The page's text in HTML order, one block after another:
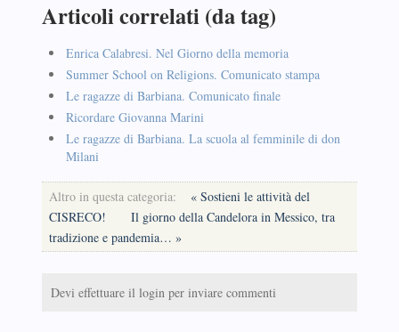
Articoli correlati (da tag)
Enrica Calabresi. Nel Giorno della memoria
Summer School on Religions. Comunicato stampa
Le ragazze di Barbiana. Comunicato finale
Ricordare Giovanna Marini
Le ragazze di Barbiana. La scuola al femminile di don
Milani
Altro in questa categoria:
« Sostieni le attività del
CISRECO!
Il giorno della Candelora in Messico, tra
tradizione e pandemia… »
Devi effettuare il login per inviare commenti